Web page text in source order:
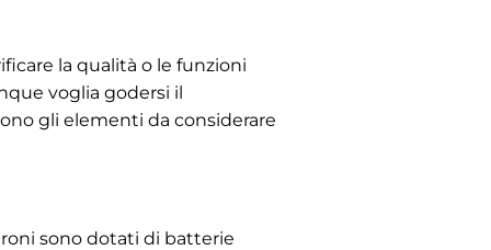
la qualità o le funzioni
voglia godersi il
gli elementi da considerare
sono dotati di batterie